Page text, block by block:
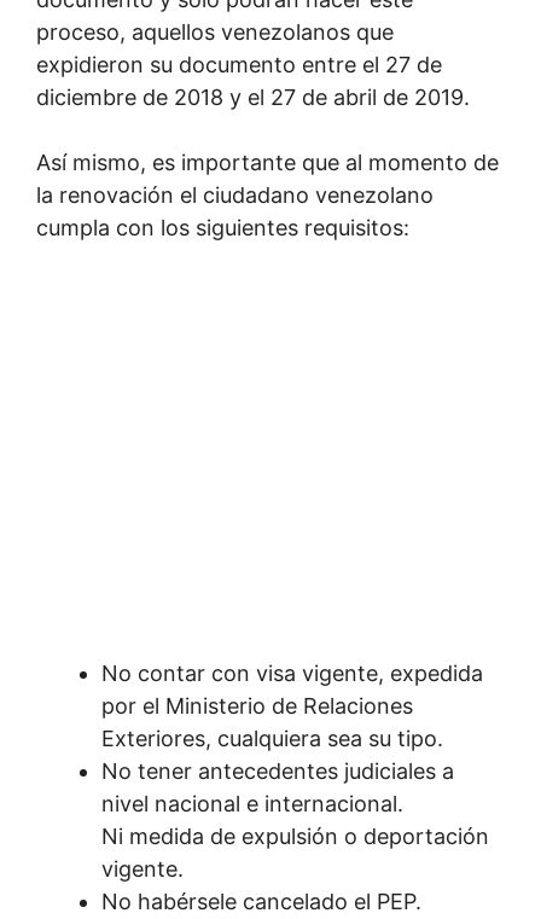
proceso, aquellos venezolanos que
expidieron su documento entre el 27 de
diciembre de 2018 y el 27 de abril de 2019.
Así mismo, es importante que al momento de
la renovación el ciudadano venezolano
cumpla con los siguientes requisitos:
No contar con visa vigente, expedida
por el Ministerio de Relaciones
Exteriores, cualquiera sea su tipo.
No tener antecedentes judiciales a
nivel nacional e internacional.
Ni medida de expulsión o deportación
vigente.
No habérsele cancelado el PEP.